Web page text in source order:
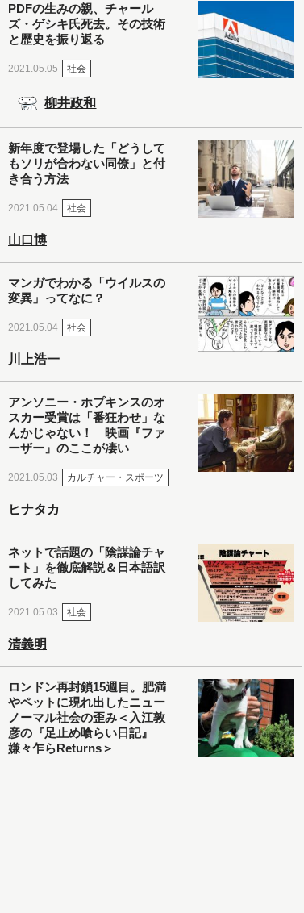
PDFの生みの親、チャール
ズ・ゲシキ氏死去。その技術
と歴史を振り返る
2021.05.05 社会
柳井政和
新年度で登場した「どうして
もソリが合わない同僚」と付
き合う方法
2021.05.04 社会
山口博
マンガでわかる「ウイルスの
変異」ってなに？
2021.05.04 社会
川上浩一
アンソニー・ホプキンスのオ
スカー受賞は「番狂わせ」な
んかじゃない！ 映画『ファ
ーザー』のここが凄い
2021.05.03 カルチャー・スポーツ
ヒナタカ
ネットで話題の「陰謀論チャ
ート」を徹底解説＆日本語訳
してみた
2021.05.03 社会
清義明
ロンドン再封鎖15週目。肥満
やペットに現れ出したニュー
ノーマル社会の歪み＜入江敦
彦の『足止め喰らい日記』
嫌々乍らReturns＞